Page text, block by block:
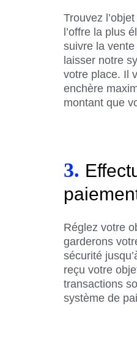
Trouvez
l’offre la plus
suivre la
laisser notre
votre place. Il
enchère
montant que
3.
Réglez votre
garderons
sécurité
reçu votre
transactions
système de